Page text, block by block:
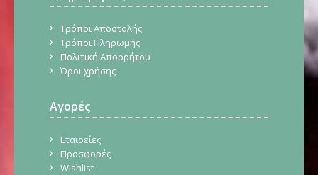
Τρόποι Αποστολής
Τρόποι Πληρωμής
Πολιτική Απορρήτου
Όροι χρήσης
Αγορές
Εταιρείες
Προσφορές
Wishlist